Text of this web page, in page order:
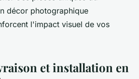
décor photographique
l'impact visuel de vos
et installation en